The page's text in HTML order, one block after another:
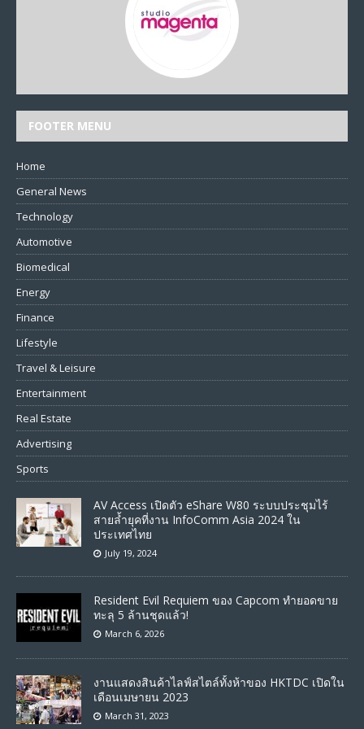
FOOTER MENU
Home
General News
Technology
Automotive
Biomedical
Energy
Finance
Lifestyle
Travel & Leisure
Entertainment
Real Estate
Advertising
Sports
AV Access เปิดตัว eShare W80 ระบบประชุมไร้
สายล้ำยุคที่งาน InfoComm Asia 2024 ใน
ประเทศไทย
July 19, 2024
Resident Evil Requiem ของ Capcom ทำยอดขาย
ทะลุ 5 ล้านชุดแล้ว!
March 6, 2026
งานแสดงสินค้าไลฟ์สไตล์ทั้งห้าของ HKTDC เปิดใน
เดือนเมษายน 2023
March 31, 2023